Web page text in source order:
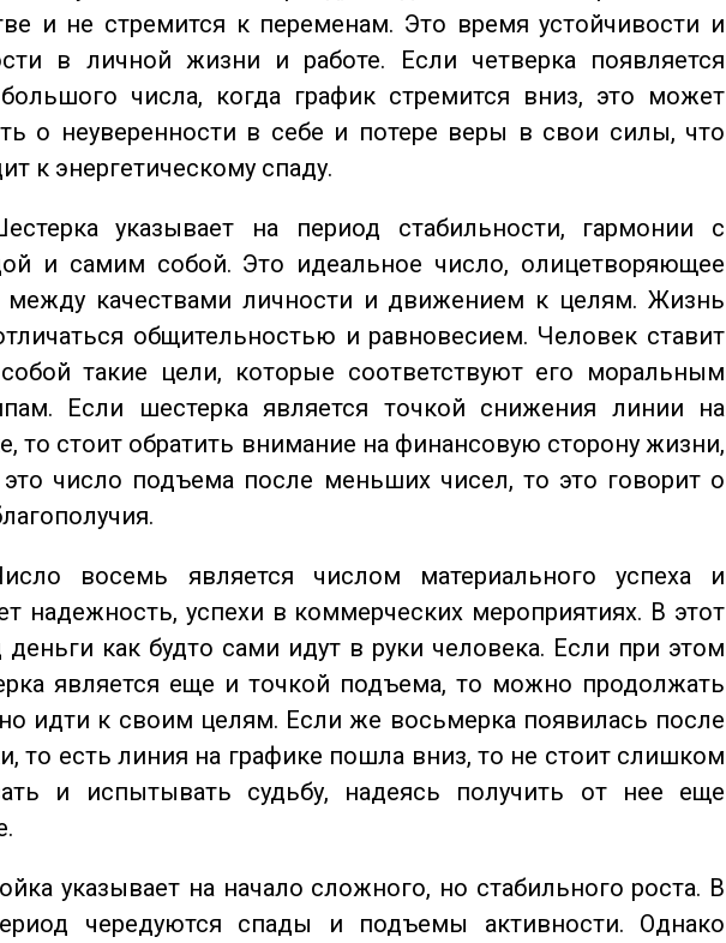
и не стремится к переменам. Это время устойчивости и
в личной жизни и работе. Если четверка появляется
числа, когда график стремится вниз, это может
о неуверенности в себе и потере веры в свои силы, что
к энергетическому спаду.
указывает на период стабильности, гармонии с
и самим собой. Это идеальное число, олицетворяющее
между качествами личности и движением к целям. Жизнь
общительностью и равновесием. Человек ставит
такие цели, которые соответствуют его моральным
Если шестерка является точкой снижения линии на
то стоит обратить внимание на финансовую сторону жизни,
число подъема после меньших чисел, то это говорит о
восемь является числом материального успеха и
надежность, успехи в коммерческих мероприятиях. В этот
деньги как будто сами идут в руки человека. Если при этом
является еще и точкой подъема, то можно продолжать
идти к своим целям. Если же восьмерка появилась после
то есть линия на графике пошла вниз, то не стоит слишком
и испытывать судьбу, надеясь получить от нее еще
указывает на начало сложного, но стабильного роста. В
чередуются спады и подъемы активности. Однако